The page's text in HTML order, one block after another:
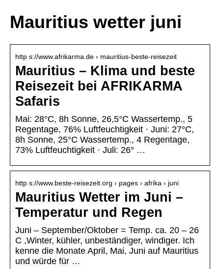
Mauritius wetter juni
http s://www.afrikarma.de › mauritius-beste-reisezeit
Mauritius – Klima und beste
Reisezeit bei AFRIKARMA
Safaris
Mai: 28°C, 8h Sonne, 26,5°C Wassertemp., 5
Regentage, 76% Luftfeuchtigkeit · Juni: 27°C,
8h Sonne, 25°C Wassertemp., 4 Regentage,
73% Luftfeuchtigkeit · Juli: 26° …
http s://www.beste-reisezeit.org › pages › afrika › juni
Mauritius Wetter im Juni –
Temperatur und Regen
Juni – September/Oktober = Temp. ca. 20 – 26
C ,Winter, kühler, unbeständiger, windiger. Ich
kenne die Monate April, Mai, Juni auf Mauritius
und würde für …